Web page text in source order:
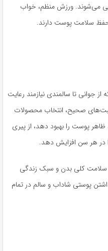
می‌شوند. ورزش منظم، خواب
سلامت پوست دارند.
جوانی تا سالمندی نیازمند رعایت
صحیح، انتخاب محصولات
پوست را بهبود دهد، از پیری
در هر سن افزایش دهد.
سلامت کلی بدن و سبک زندگی
پوستی شاداب و سالم در تمام